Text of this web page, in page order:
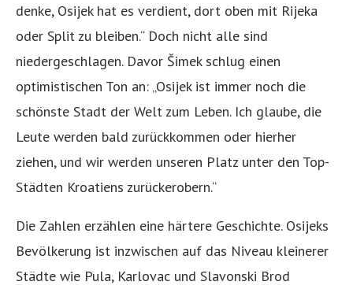
denke, Osijek hat es verdient, dort oben mit Rijeka
oder Split zu bleiben.“ Doch nicht alle sind
niedergeschlagen. Davor Šimek schlug einen
optimistischen Ton an: „Osijek ist immer noch die
schönste Stadt der Welt zum Leben. Ich glaube, die
Leute werden bald zurückkommen oder hierher
ziehen, und wir werden unseren Platz unter den Top-
Städten Kroatiens zurückerobern.“
Die Zahlen erzählen eine härtere Geschichte. Osijeks
Bevölkerung ist inzwischen auf das Niveau kleinerer
Städte wie Pula, Karlovac und Slavonski Brod